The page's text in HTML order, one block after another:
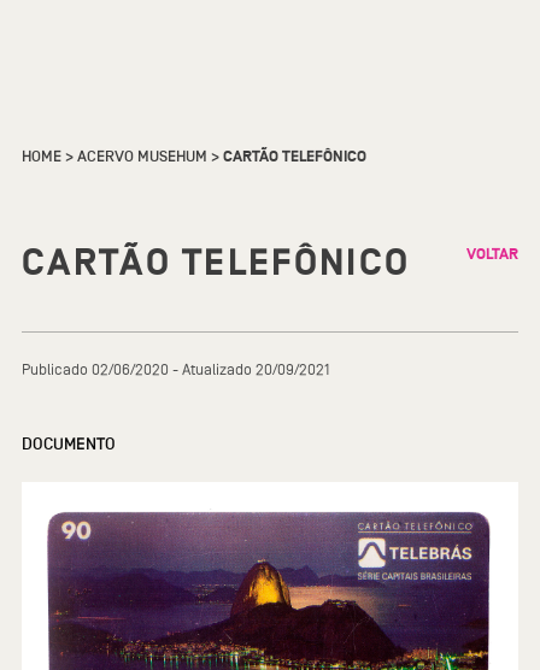
HOME>ACERVO MUSEHUM >CARTÃO TELEFÔNICO
CARTÃO TELEFÔNICO VOLTAR
Publicado 02/06/2020 - Atualizado 20/09/2021
DOCUMENTO